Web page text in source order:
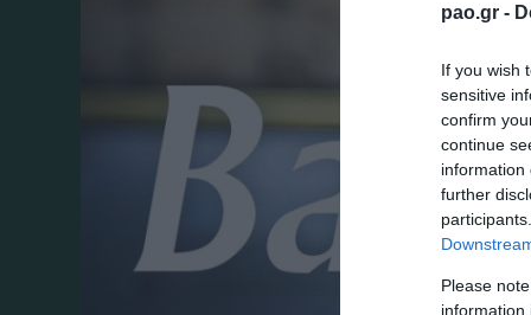
pao.gr -
If you wish
sensitive
confirm
continue
information
further
Please
information